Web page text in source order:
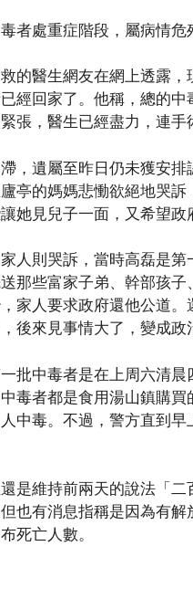
者處重症階段，屬病情危
的醫生網友在網上透露
經回家了。他稱，總的
張，醫生已經盡力，連手
，遺屬至昨日仍未獲安
亭的媽媽悲慟欲絕地哭
她見兒子一面，又希望政
人則哭訴，當時高磊是
那些富家子弟、幹部孩
家人要求政府還他公道
後來見事情大了，變成政
批中毒者是在上周六清
毒者都是食用湯山鎮購
中毒。不過，警方直到
是維持前兩天的說法「
也有消息指稱是因為有
死亡人數。